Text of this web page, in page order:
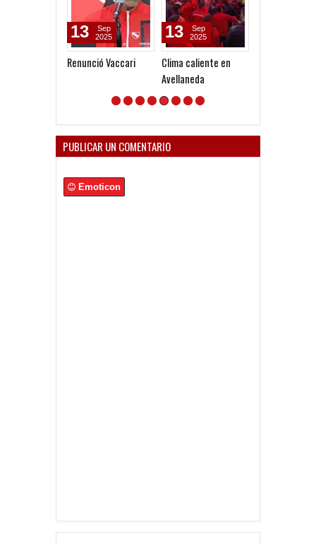
Renunció Vaccari
13
Sep
2025
Clima caliente en
Avellaneda
13
Sep
2025
PUBLICAR UN COMENTARIO
Emoticon